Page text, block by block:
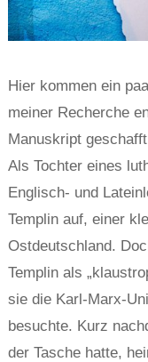
Hier kommen ein
meiner Recherche
Manuskript
Als Tochter eines
Englisch- und
Templin auf, einer
Ostdeutschland.
Templin als
sie die Karl-Marx-
besuchte. Kurz
der Tasche hatte,